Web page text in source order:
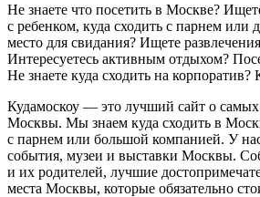
Не знаете что посетить в Москве?
с ребенком, куда сходить с парнем или
место для свидания? Ищете
Интересуетесь активным отдыхом?
Не знаете куда сходить на
Кудамоскоу — это лучший сайт о
Москвы. Мы знаем куда сходить в
с парнем или большой компанией. У
события, музеи и выставки Москвы.
и их родителей, лучшие
места Москвы, которые обязательно